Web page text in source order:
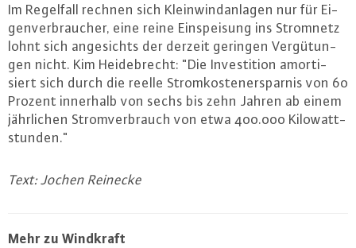
Im Regelfall rechnen sich Klein­wind­an­la­gen nur für Ei­
gen­ver­brau­cher, eine reine Ein­spei­sung ins Stromnetz
lohnt sich an­ge­sichts der derzeit geringen Ver­gü­tun­
gen nicht. Kim Hei­de­brecht: "Die In­ves­ti­ti­on amor­ti­
siert sich durch die reelle Strom­kos­ten­er­spar­nis von 60
Prozent innerhalb von sechs bis zehn Jahren ab ­einem
jähr­li­chen Strom­ver­brauch von etwa 400.000 Ki­lo­watt­
stun­den."
Text: Jochen Reinecke
Mehr zu Windkraft